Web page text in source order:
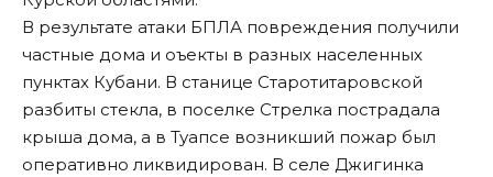
В результате атаки БПЛА повреждения получили
частные дома и оъекты в разных населенных
пунктах Кубани. В станице Старотитаровской
разбиты стекла, в поселке Стрелка пострадала
крыша дома, а в Туапсе возникший пожар был
оперативно ликвидирован. В селе Джигинка